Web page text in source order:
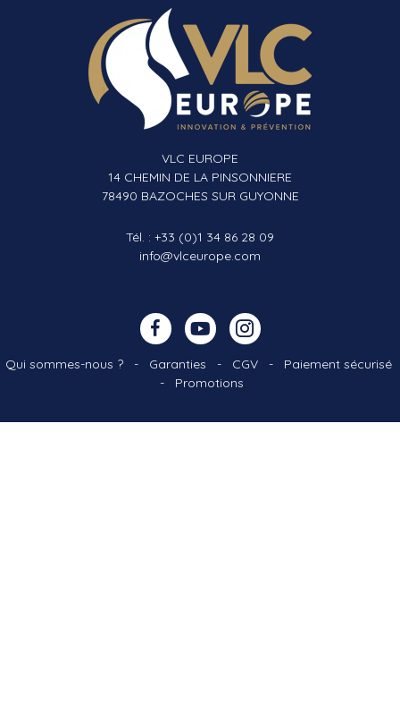
VLC EUROPE
14 CHEMIN DE LA PINSONNIERE
78490 BAZOCHES SUR GUYONNE
Tél. : +33 (0)1 34 86 28 09
info@vlceurope.com
Qui sommes-nous ?- Garanties - CGV- Paiement sécurisé
- Promotions